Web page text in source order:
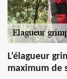
L’élagueur
maximum de